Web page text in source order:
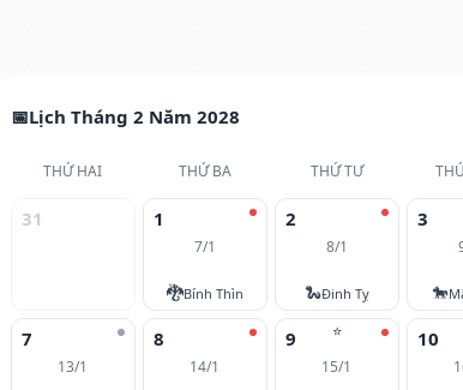
Lịch Tháng 2 Năm 2028
THỨ HAI THỨ BA THỨ TƯ
31 1
7/1
🐉Bính Thìn
2
8/1
🐍Đinh Tỵ
3
🐎
7
13/1
8
14/1
⭐
9
15/1
10